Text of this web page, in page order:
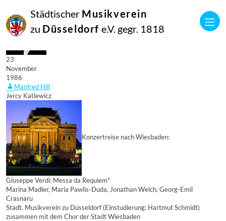
Städtischer Musikverein
zu Düsseldorf e.V. gegr. 1818
23
November
1986
Manfred Hill
Jercy Katlewicz
Konzertreise nach Wiesbaden:
Giuseppe Verdi: Messa da Requiem"
Marina Madler, Maria Pawlis-Duda, Jonathan Welch, Georg-Emil
Crasnaru
Städt. Musikverein zu Düsseldorf (Einstudierung: Hartmut Schmidt)
zusammen mit dem Chor der Stadt Wiesbaden